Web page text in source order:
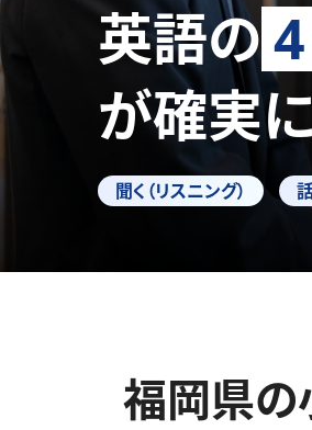
英語の4
が確実
聞く（リスニング）
福岡県の